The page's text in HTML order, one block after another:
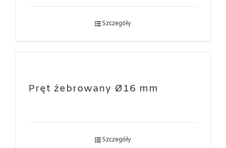
Szczegóły
Pręt żebrowany Ø16 mm
Szczegóły